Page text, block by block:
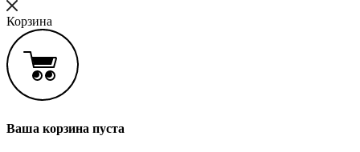
Корзина
Ваша корзина пуста